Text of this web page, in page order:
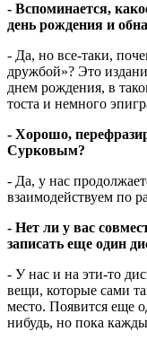
- Вспоминается,
день рождения и
- Да, но все-таки,
дружбой»? Это
днем рождения, в
тоста и немного
- Хорошо,
Сурковым?
- Да, у нас
взаимодействуем по
- Нет ли у вас
записать еще один
- У нас и на эти-то
вещи, которые сами
место. Появится еще
нибудь, но пока